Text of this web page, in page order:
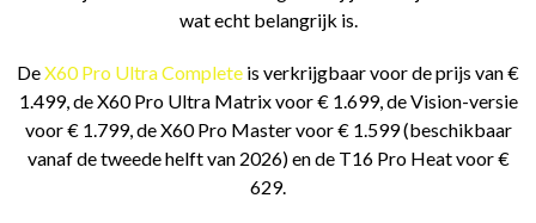
wat echt belangrijk is.
DeX60 Pro Ultra Complete is verkrijgbaar voor de prijs van €
1.499, de X60 Pro Ultra Matrix voor € 1.699, de Vision-versie
voor € 1.799, de X60 Pro Master voor € 1.599 (beschikbaar
vanaf de tweede helft van 2026) en de T16 Pro Heat voor €
629.